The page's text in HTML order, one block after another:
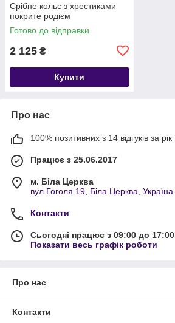
Срібне кольє з хрестиками
покрите родієм
Готово до відправки
2 125 ₴
Купити
Про нас
100% позитивних з 14 відгуків за рік
Працює з 25.06.2017
м. Біла Церква
вул.Гоголя 19, Біла Церква, Україна
Контакти
Сьогодні працює з 09:00 до 17:00
Показати весь графік роботи
Про нас
Контакти